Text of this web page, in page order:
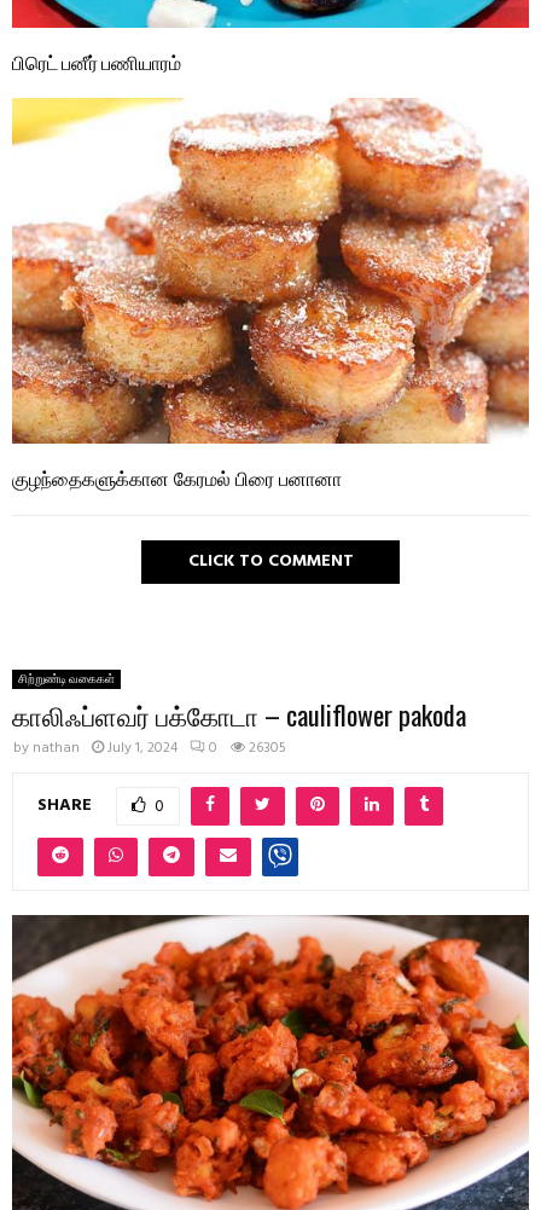
பிரெட் பனீர் பணியாரம்
குழந்தைகளுக்கான கேரமல் பிரை பனானா
CLICK TO COMMENT
சிற்றுண்டி வகைகள்
காலிஃப்ளவர் பக்கோடா – cauliflower pakoda
by nathan July 1, 2024 0 26305
SHARE 0